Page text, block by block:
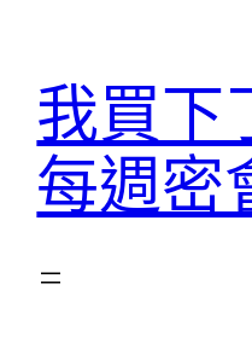
我買下
每週密